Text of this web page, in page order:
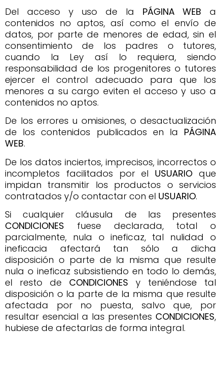
Del acceso y uso de la PÁGINA WEB a
contenidos no aptos, así como el envío de
datos, por parte de menores de edad, sin el
consentimiento de los padres o tutores,
cuando la Ley así lo requiera, siendo
responsabilidad de los progenitores o tutores
ejercer el control adecuado para que los
menores a su cargo eviten el acceso y uso a
contenidos no aptos.
De los errores u omisiones, o desactualización
de los contenidos publicados en la PÁGINA
WEB.
De los datos inciertos, imprecisos, incorrectos o
incompletos facilitados por el USUARIO que
impidan transmitir los productos o servicios
contratados y/o contactar con el USUARIO.
Si cualquier cláusula de las presentes
CONDICIONES fuese declarada, total o
parcialmente, nula o ineficaz, tal nulidad o
ineficacia afectará tan sólo a dicha
disposición o parte de la misma que resulte
nula o ineficaz subsistiendo en todo lo demás,
el resto de CONDICIONES y teniéndose tal
disposición o la parte de la misma que resulte
afectada por no puesta, salvo que, por
resultar esencial a las presentes CONDICIONES,
hubiese de afectarlas de forma integral.